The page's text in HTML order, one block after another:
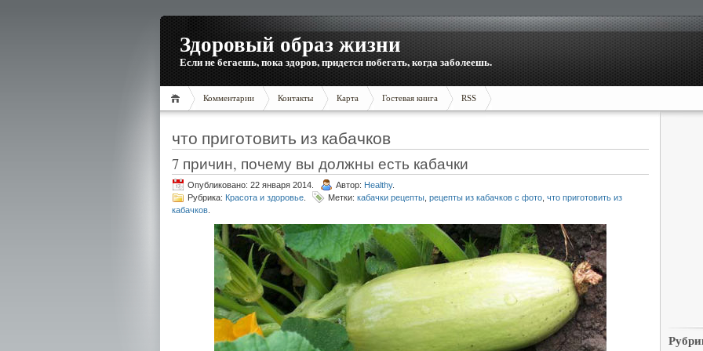
Здоровый образ жизни
Если не бегаешь, пока здоров, придется побегать, когда заболеешь.
Комментарии Контакты Карта Гостевая книга RSS
что приготовить из кабачков
7 причин, почему вы должны есть кабачки
Опубликовано: 22 января 2014. Автор: Healthy.
Рубрика: Красота и здоровье Метки: кабачки рецепты рецепты из кабачков с фото что приготовить из
кабачков